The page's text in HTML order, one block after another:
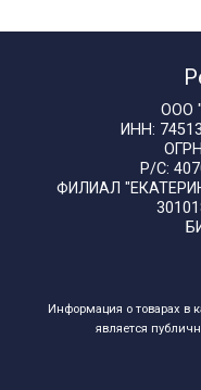
ООО
ИНН:
Р/С:
ФИЛИАЛ
Информация о товарах в
является